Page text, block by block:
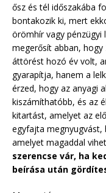
ősz és tél időszakába
bontakozik ki, mert
örömhír vagy pénzügyi
megerősít abban,
áttörést hozó év volt,
gyarapítja, hanem a
érzed, hogy az anyagi
kiszámíthatóbb, és az
kitartást, amelyet az
egyfajta megnyugvást,
amelyet magaddal
szerencse vár, ha
beírása után